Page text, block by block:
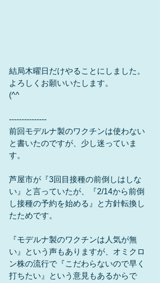
結局木曜日だけやることにしました。
よろしくお願いいたします。
(^^ゞ
---------------
前回モデルナ製のワクチンは使わない
と書いたのですが、少し迷っていま
す。
芦屋市が『3回目接種の前倒しはしな
い』と言っていたが、『2/14から前倒
し接種の予約を始める』と方針転換し
たためです。
『モデルナ製のワクチンは人気が無
い』という声もありますが、オミクロ
ン株の流行で『こだわらないので早く
打ちたい』という意見もあるからで